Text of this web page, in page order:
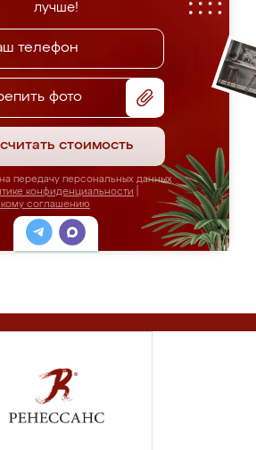
лучше!
фото
стоимость
передачу персональных данных
конфиденциальности
соглашению